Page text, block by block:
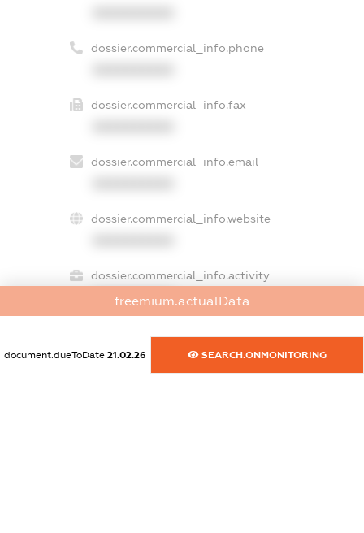
dossier.commercial_info.phone
dossier.commercial_info.fax
dossier.commercial_info.email
dossier.commercial_info.website
dossier.commercial_info.activity
XXXXXXXXXX
freemium.actualData
document.dueToDate 21.02.26 SEARCH.ONMONITORING